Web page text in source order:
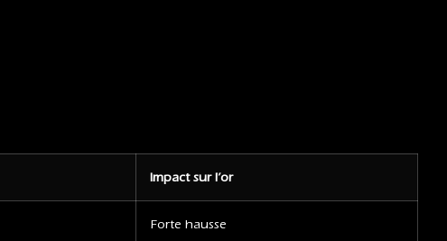
Impact sur l’or
Forte hausse